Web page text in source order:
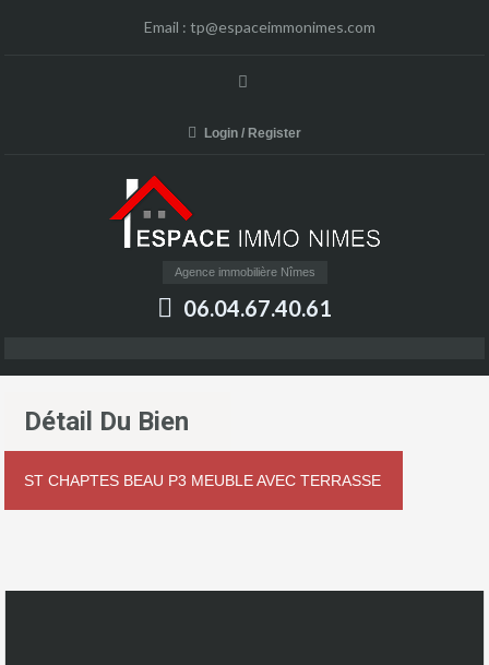
Email : tp@espaceimmonimes.com
Login / Register
Agence immobilière Nîmes
06.04.67.40.61
Détail Du Bien
ST CHAPTES BEAU P3 MEUBLE AVEC TERRASSE